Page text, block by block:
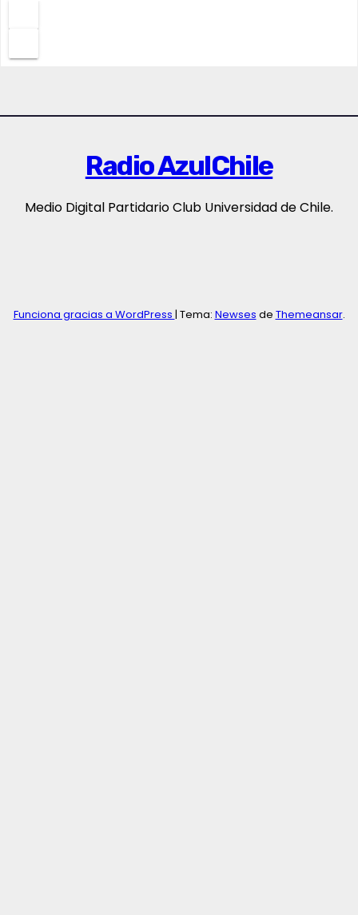
Radio AzulChile
Medio Digital Partidario Club Universidad de Chile.
Funciona gracias a WordPress | Tema: Newses de Themeansar.